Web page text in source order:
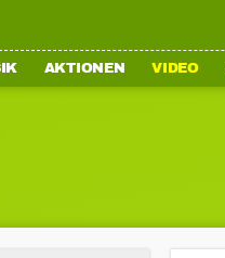
AKTIONEN VIDEO